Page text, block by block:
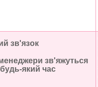
зв'язок
зв'яжуться
який час